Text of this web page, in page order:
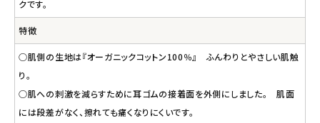
クです。
特徴
○肌側の生地は『オーガニックコットン100％』 ふんわりとやさしい肌触
り。
○肌への刺激を減らすために耳ゴムの接着面を外側にしました。 肌面
には段差がなく、擦れても痛くなりにくいです。